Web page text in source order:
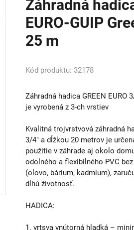
Záhradná
EURO-GUIP
25 m
Kód produktu: 32178
Záhradná hadica GREEN EURO
je vyrobená z 3-ch vrstiev
Kvalitná trojvrstvová záhradná
3/4" a dĺžkou 20 metrov je
použitie v záhrade aj okolo
odolného a flexibilného PVC
(olovo, bárium, kadmium),
dlhú životnosť.
HADICA:
1. vrtsva vnútorná hladká –